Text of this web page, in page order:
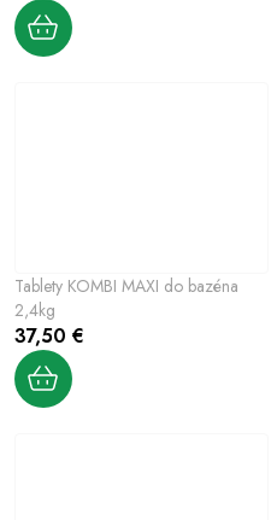
Tablety KOMBI MAXI do bazéna
2,4kg
37,50 €